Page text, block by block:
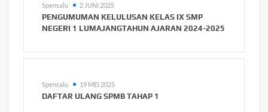
Spensalu 2 JUNI 2025
PENGUMUMAN KELULUSAN KELAS IX SMP
NEGERI 1 LUMAJANGTAHUN AJARAN 2024-2025
Spensalu 19 MEI 2025
DAFTAR ULANG SPMB TAHAP 1